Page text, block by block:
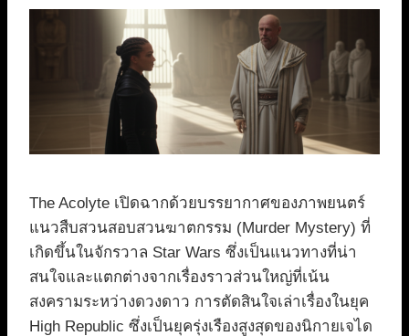
The Acolyte เปิดฉากด้วยบรรยากาศของภาพยนตร์
แนวสืบสวนสอบสวนฆาตกรรม (Murder Mystery) ที่
เกิดขึ้นในจักรวาล Star Wars ซึ่งเป็นแนวทางที่น่า
สนใจและแตกต่างจากเรื่องราวส่วนใหญ่ที่เน้น
สงครามระหว่างดวงดาว การตัดสินใจเล่าเรื่องในยุค
High Republic ซึ่งเป็นยุครุ่งเรืองสูงสุดของนิกายเจได